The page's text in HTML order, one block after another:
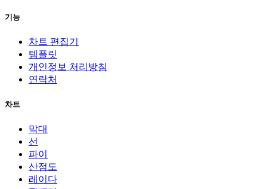
기능
차트 편집기
템플릿
개인정보 처리방침
연락처
차트
막대
선
파이
산점도
레이다